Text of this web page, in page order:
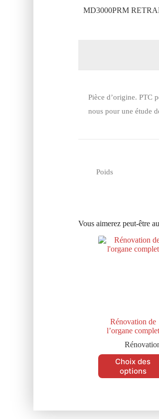
MD3000PRM
Pièce d’origine. PTC
nous pour une étude
Poids
Vous aimerez peut-être
Rénovation de
l’organe complet
Choix des
options